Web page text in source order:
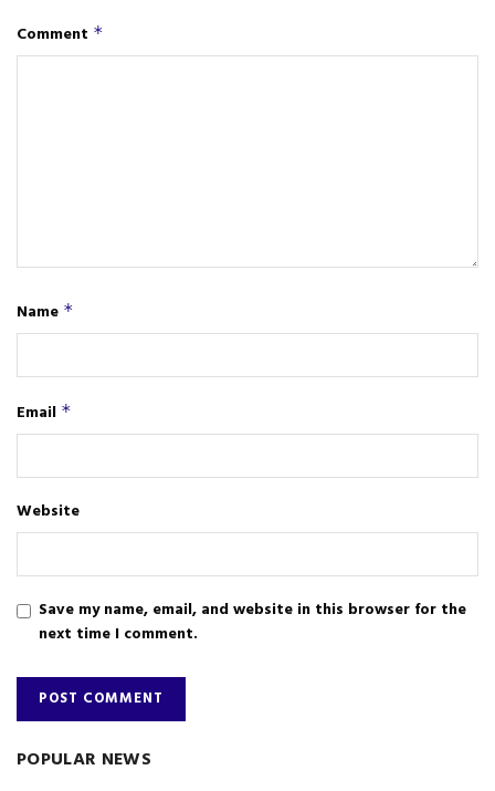
Comment *
Name *
Email *
Website
Save my name, email, and website in this browser for the
next time I comment.
POPULAR NEWS